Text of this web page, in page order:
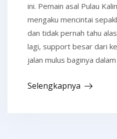
ini. Pemain asal Pulau
mengaku mencintai
dan tidak pernah tahu
lagi, support besar dari
jalan mulus baginya
Selengkapnya